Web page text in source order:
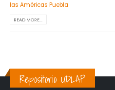
las Américas Puebla
READ MORE...
Repositorio UDLAP